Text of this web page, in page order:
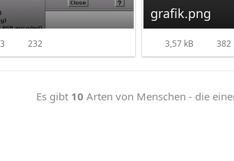
232
grafik.png
3,57 kB 382
Es gibt 10 Arten von Menschen - die